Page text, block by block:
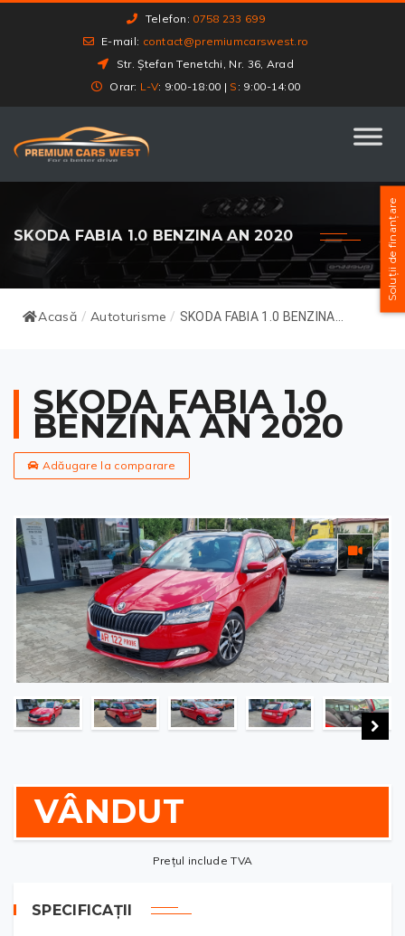
Telefon: 0758 233 699
E-mail: contact@premiumcarswest.ro
Str. Ștefan Tenetchi, Nr. 36, Arad
Orar: L-V: 9:00-18:00 | S : 9:00-14:00
SKODA FABIA 1.0 BENZINA AN 2020
Acasă / Autoturisme / SKODA FABIA 1.0 BENZINA...
SKODA FABIA 1.0
BENZINA AN 2020
Adăugare la comparare
VÂNDUT
Prețul include TVA
SPECIFICAȚII
Soluții de finanțare